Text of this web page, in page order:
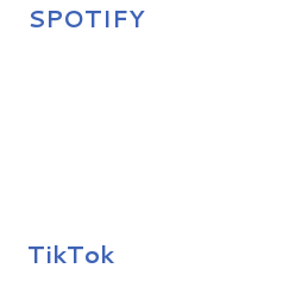
SPOTIFY
TikTok